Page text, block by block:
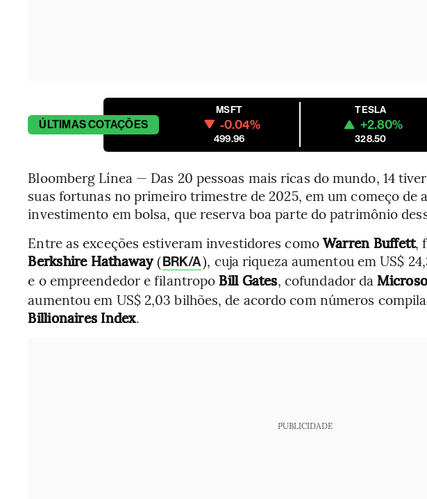
ÚLTIMASCOTAÇÕES
MSFT
-0.04%
499.96
TESLA
+2.80%
328.50
Bloomberg Línea — Das 20 pessoas mais ricas do mundo, 14
suas fortunas no primeiro trimestre de 2025, em um começo de
investimento em bolsa, que reserva boa parte do patrimônio
Entre as exceções estiveram investidores comoWarren Buffett,
Berkshire Hathaway(BRK/A), cuja riqueza aumentou em US$
e o empreendedor e filantropo Bill Gates, cofundador da
aumentou em US$ 2,03 bilhões, de acordo com números
Billionaires Index.
PUBLICIDADE